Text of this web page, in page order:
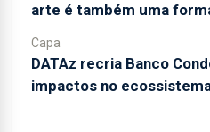
arte é também uma
Capa
DATAz recria Banco
impactos no